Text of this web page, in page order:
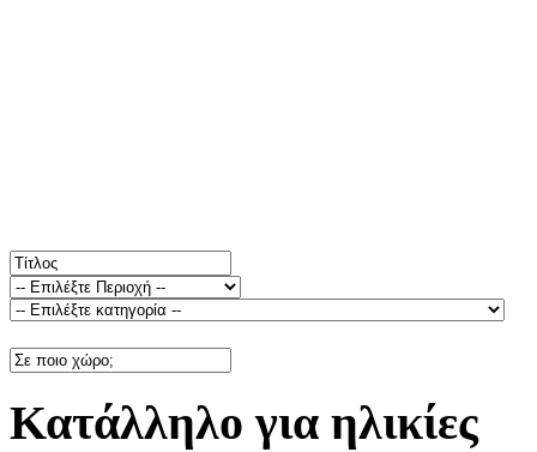
Κατάλληλο για ηλικίες